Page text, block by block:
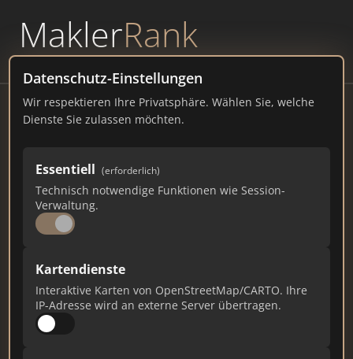
MaklerRank
powered byWAVEPOINT
Datenschutz-Einstellungen
Wir respektieren Ihre Privatsphäre. Wählen Sie, welche
Dienste Sie zulassen möchten.
Essentiell (erforderlich)
Technisch notwendige Funktionen wie Session-
Verwaltung.
Kartendienste
Interaktive Karten von OpenStreetMap/CARTO. Ihre
IP-Adresse wird an externe Server übertragen.
SANA-Immobilien GmbH
8 1 0
Ist das Ihr Unternehmen?
Verifizieren Sie Ihr Profil, bearbeiten Sie Ihre
Daten und erhalten Sie monatliche Ranking-
Updates.